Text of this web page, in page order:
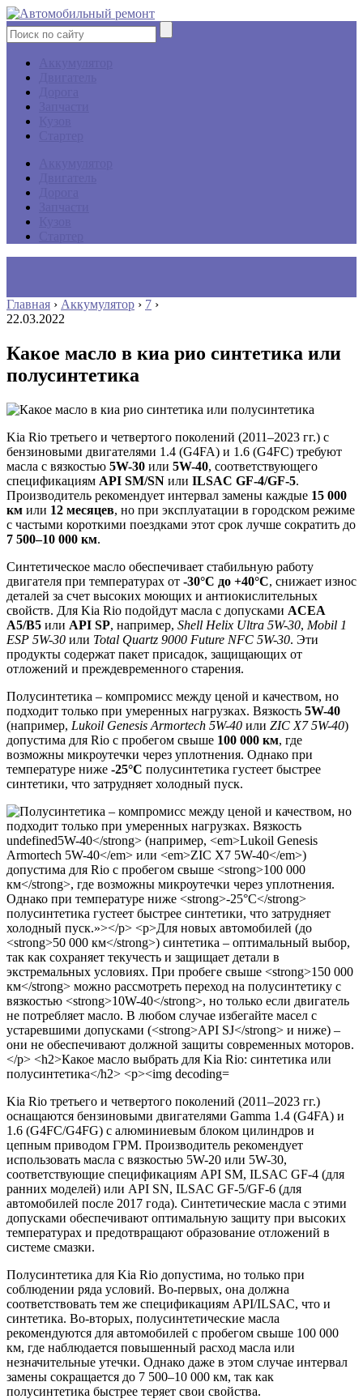
Главная › Аккумулятор › 7 ›
22.03.2022
Какое масло в киа рио синтетика или
полусинтетика
Kia Rio третьего и четвертого поколений (2011–2023 гг.) с
бензиновыми двигателями 1.4 (G4FA) и 1.6 (G4FC) требуют
масла с вязкостью 5W-30 или 5W-40, соответствующего
спецификациям API SM/SN или ILSAC GF-4/GF-5.
Производитель рекомендует интервал замены каждые 15 000
км или 12 месяцев, но при эксплуатации в городском режиме
с частыми короткими поездками этот срок лучше сократить до
7 500–10 000 км.
Синтетическое масло обеспечивает стабильную работу
двигателя при температурах от -30°C до +40°C, снижает износ
деталей за счет высоких моющих и антиокислительных
свойств. Для Kia Rio подойдут масла с допусками ACEA
A5/B5 или API SP, например, Shell Helix Ultra 5W-30, Mobil 1
ESP 5W-30 или Total Quartz 9000 Future NFC 5W-30. Эти
продукты содержат пакет присадок, защищающих от
отложений и преждевременного старения.
Полусинтетика – компромисс между ценой и качеством, но
подходит только при умеренных нагрузках. Вязкость 5W-40
(например, Lukoil Genesis Armortech 5W-40 или ZIC X7 5W-40)
допустима для Rio с пробегом свыше 100 000 км, где
возможны микроутечки через уплотнения. Однако при
температуре ниже -25°C полусинтетика густеет быстрее
синтетики, что затрудняет холодный пуск.
Kia Rio третьего и четвертого поколений (2011–2023 гг.)
оснащаются бензиновыми двигателями Gamma 1.4 (G4FA) и
1.6 (G4FC/G4FG) с алюминиевым блоком цилиндров и
цепным приводом ГРМ. Производитель рекомендует
использовать масла с вязкостью 5W-20 или 5W-30,
соответствующие спецификациям API SM, ILSAC GF-4 (для
ранних моделей) или API SN, ILSAC GF-5/GF-6 (для
автомобилей после 2017 года). Синтетические масла с этими
допусками обеспечивают оптимальную защиту при высоких
температурах и предотвращают образование отложений в
системе смазки.
Полусинтетика для Kia Rio допустима, но только при
соблюдении ряда условий. Во-первых, она должна
соответствовать тем же спецификациям API/ILSAC, что и
синтетика. Во-вторых, полусинтетические масла
рекомендуются для автомобилей с пробегом свыше 100 000
км, где наблюдается повышенный расход масла или
незначительные утечки. Однако даже в этом случае интервал
замены сокращается до 7 500–10 000 км, так как
полусинтетика быстрее теряет свои свойства.